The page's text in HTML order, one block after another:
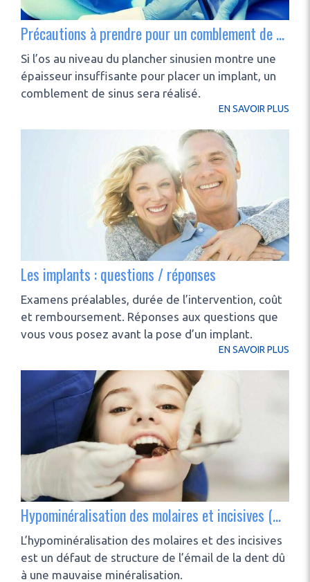
Précautions à prendre pour un comblement de sinus
Si l’os au niveau du plancher sinusien montre une
épaisseur insuffisante pour placer un implant, un
comblement de sinus sera réalisé.
EN SAVOIR PLUS
Les implants : questions / réponses
Examens préalables, durée de l’intervention, coût
et remboursement. Réponses aux questions que
vous vous posez avant la pose d’un implant.
EN SAVOIR PLUS
Hypominéralisation des molaires et incisives (mih) : présentation
L’hypominéralisation des molaires et des incisives
est un défaut de structure de l’émail de la dent dû
à une mauvaise minéralisation.